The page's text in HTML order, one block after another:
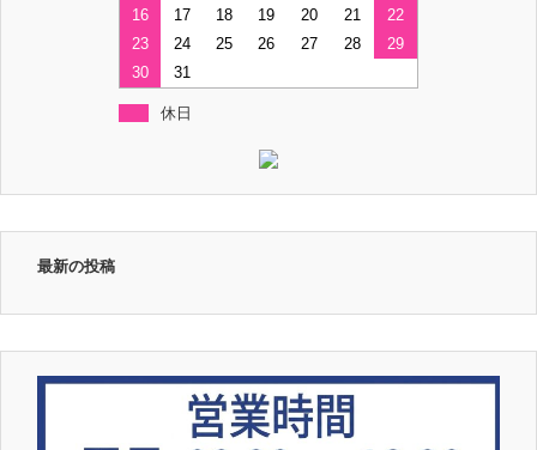
16
17 18 19 20 21
22
23
24 25 26 27 28
29
30
31
休日
最新の投稿